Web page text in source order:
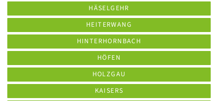
HÄSELGEHR
HEITERWANG
HINTERHORNBACH
HÖFEN
HOLZGAU
KAISERS